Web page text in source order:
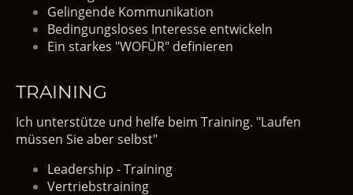
Gelingende Kommunikation
Bedingungsloses Interesse entwickeln
Ein starkes "WOFÜR" definieren
TRAINING
Ich unterstütze und helfe beim Training. "Laufen
müssen Sie aber selbst"
Leadership - Training
Vertriebstraining